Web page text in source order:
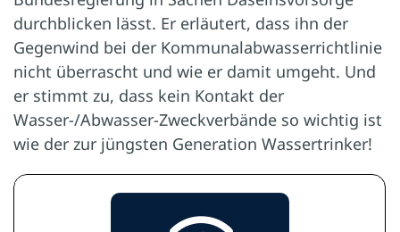
durchblicken lässt. Er erläutert, dass ihn der
Gegenwind bei der Kommunalabwasserrichtlinie
nicht überrascht und wie er damit umgeht. Und
er stimmt zu, dass kein Kontakt der
Wasser-/Abwasser-Zweckverbände so wichtig ist
wie der zur jüngsten Generation Wassertrinker!